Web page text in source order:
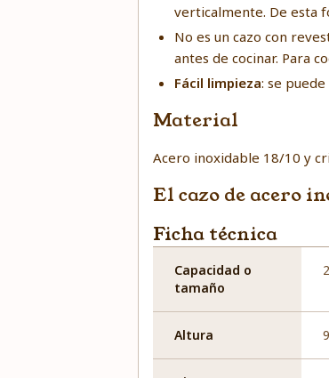
verticalmente. De esta
No es un cazo con
antes de cocinar. Para
Fácil limpieza: se
Material
Acero inoxidable 18/10 y
El cazo de acero
Ficha técnica
Capacidad o
tamaño
Altura